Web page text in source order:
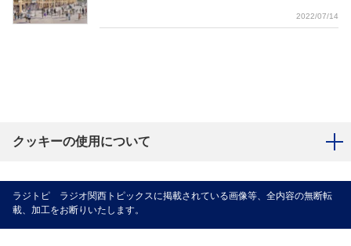
2022/07/14
クッキーの使用について
ラジトピ ラジオ関西トピックスに掲載されている画像等、全内容の無断転
載、加工をお断りいたします。